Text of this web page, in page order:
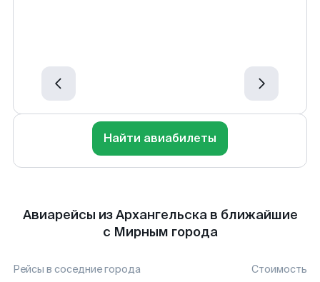
Найти авиабилеты
Авиарейсы из Архангельска в ближайшие
с Мирным города
Рейсы в соседние города Стоимость